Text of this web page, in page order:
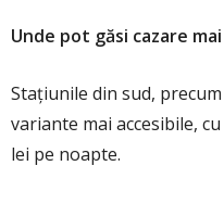
Unde pot găsi cazare
Stațiunile din sud,
variante mai accesibile,
lei pe noapte.